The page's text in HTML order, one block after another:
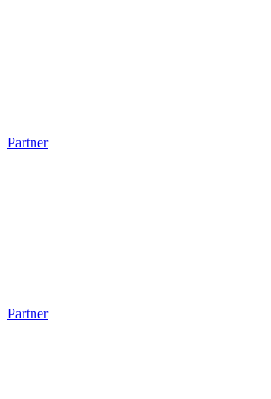
Partner
Partner